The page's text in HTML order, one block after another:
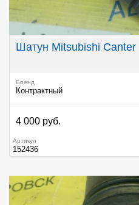
Шатун Mitsubishi Canter
Бренд
Контрактный
4 000 руб.
Артикул
152436